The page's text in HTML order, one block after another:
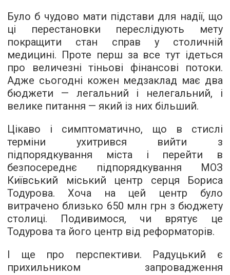
Було б чудово мати підстави для надії, що
ці перестановки переслідують мету
покращити стан справ у столичній
медицині. Проте перш за все тут ідеться
про величезні тіньові фінансові потоки.
Адже сьогодні кожен медзаклад має два
бюджети — легальний і нелегальний, і
велике питання — який із них більший.
Цікаво і симптоматично, що в стислі
терміни ухитрився вийти з
підпорядкування міста і перейти в
безпосереднє підпорядкування МОЗ
Київський міський центр серця Бориса
Тодурова. Хоча на цей центр було
витрачено близько 650 млн грн з бюджету
столиці. Подивимося, чи врятує це
Тодурова та його центр від реформаторів.
І ще про перспективи. Радуцький є
прихильником запровадження